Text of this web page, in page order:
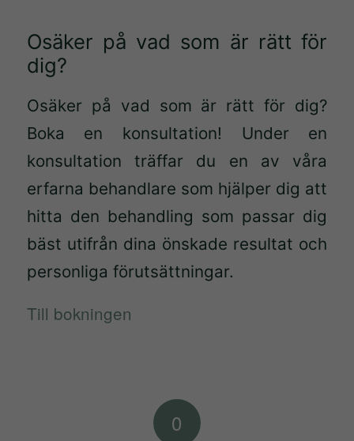
Osäker på vad som är rätt för
dig?
Osäker på vad som är rätt för dig?
Boka en konsultation! Under en
konsultation träffar du en av våra
erfarna behandlare som hjälper dig att
hitta den behandling som passar dig
bäst utifrån dina önskade resultat och
personliga förutsättningar.
Till bokningen
0
för att
hemsidan
fungera.
Statistik
För att vi
ska kunna
förbättra
hemsidans
funktionalitet